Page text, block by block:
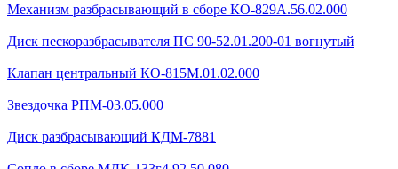
Механизм разбрасывающий в сборе КО-829А.56.02.000
Диск пескоразбрасывателя ПС 90-52.01.200-01 вогнутый
Клапан центральный КО-815М.01.02.000
Звездочка РПМ-03.05.000
Диск разбрасывающий КДМ-7881